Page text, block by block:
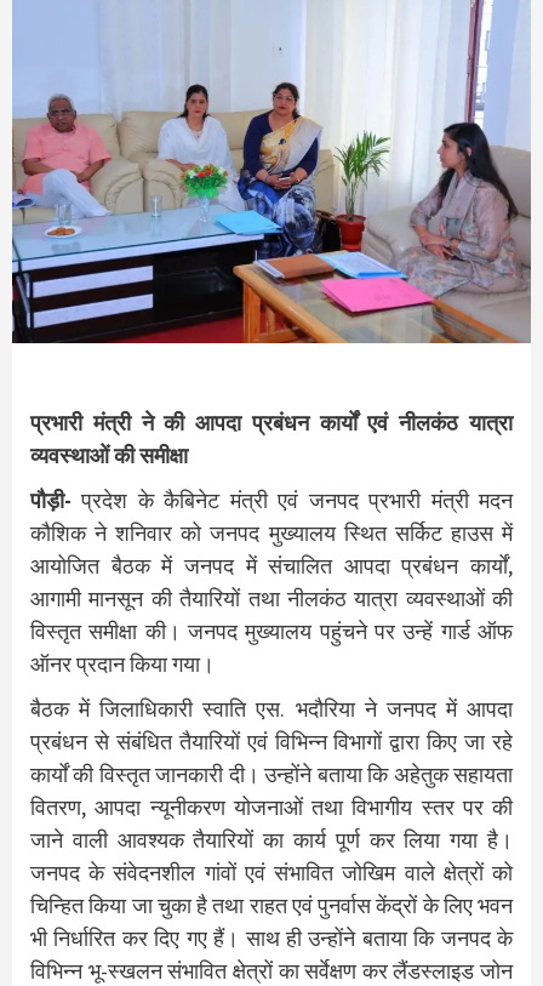
प्रभारी मंत्री ने की आपदा प्रबंधन कार्यों एवं नीलकंठ यात्रा
व्यवस्थाओं की समीक्षा
पौड़ी- प्रदेश के कैबिनेट मंत्री एवं जनपद प्रभारी मंत्री मदन
कौशिक ने शनिवार को जनपद मुख्यालय स्थित सर्किट हाउस में
आयोजित बैठक में जनपद में संचालित आपदा प्रबंधन कार्यों,
आगामी मानसून की तैयारियों तथा नीलकंठ यात्रा व्यवस्थाओं की
विस्तृत समीक्षा की। जनपद मुख्यालय पहुंचने पर उन्हें गार्ड ऑफ
ऑनर प्रदान किया गया।
बैठक में जिलाधिकारी स्वाति एस. भदौरिया ने जनपद में आपदा
प्रबंधन से संबंधित तैयारियों एवं विभिन्न विभागों द्वारा किए जा रहे
कार्यों की विस्तृत जानकारी दी। उन्होंने बताया कि अहेतुक सहायता
वितरण, आपदा न्यूनीकरण योजनाओं तथा विभागीय स्तर पर की
जाने वाली आवश्यक तैयारियों का कार्य पूर्ण कर लिया गया है।
जनपद के संवेदनशील गांवों एवं संभावित जोखिम वाले क्षेत्रों को
चिन्हित किया जा चुका है तथा राहत एवं पुनर्वास केंद्रों के लिए भवन
भी निर्धारित कर दिए गए हैं। साथ ही उन्होंने बताया कि जनपद के
विभिन्न भू-स्खलन संभावित क्षेत्रों का सर्वेक्षण कर लैंडस्लाइड जोन